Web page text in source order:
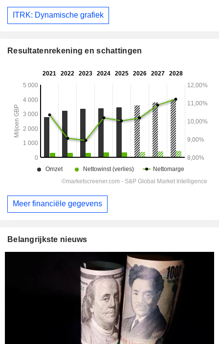
ITRK: Dynamische grafiek
Resultatenrekening en schattingen
Meer financiële gegevens
Belangrijkste nieuws